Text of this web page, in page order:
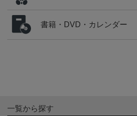
書籍・DVD・カレンダー
一覧から探す